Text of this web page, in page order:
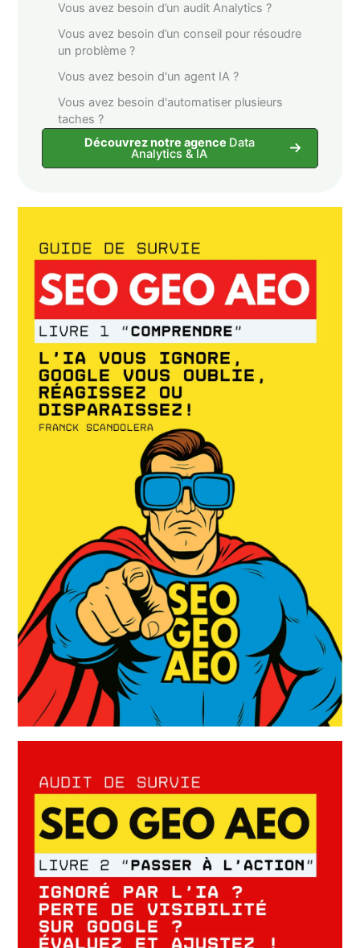
Vous avez besoin d’un audit Analytics ?
Vous avez besoin d’un conseil pour résoudre
un problème ?
Vous avez besoin d'un agent IA ?
Vous avez besoin d'automatiser plusieurs
taches ?
Découvrez notre agence Data
Analytics & IA